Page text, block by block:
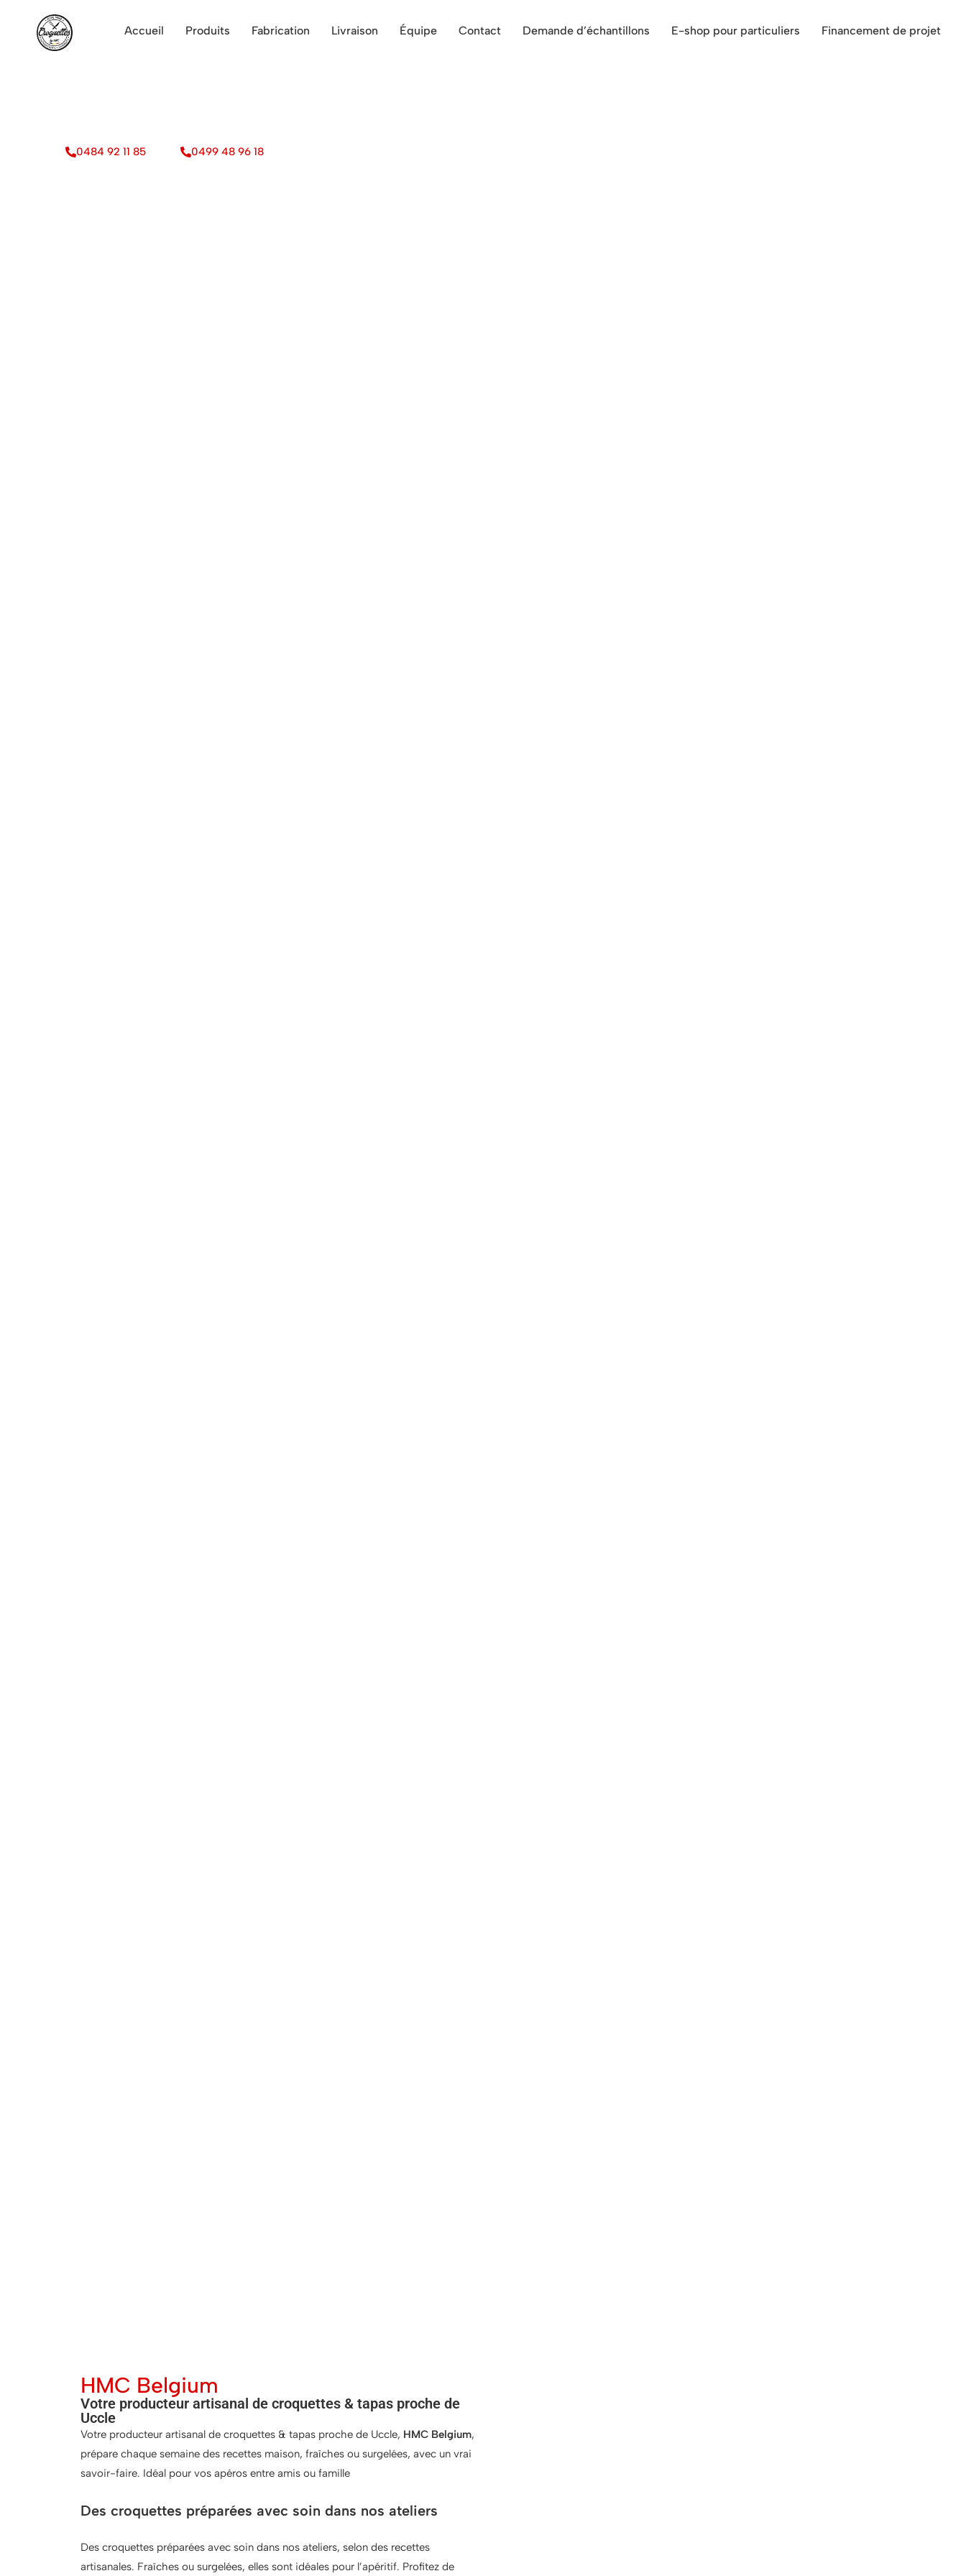
Accueil Produits Fabrication Livraison Équipe Contact Demande d’échantillons E-shop pour particuliers Financement de projet
0484 92 11 85 0499 48 96 18
HMC Belgium
Votre producteur artisanal de croquettes & tapas proche de
Uccle
Votre producteur artisanal de croquettes & tapas proche de Uccle, HMC Belgium,
prépare chaque semaine des recettes maison, fraîches ou surgelées, avec un vrai
savoir-faire. Idéal pour vos apéros entre amis ou famille
Des croquettes préparées avec soin dans nos ateliers
Des croquettes préparées avec soin dans nos ateliers, selon des recettes
artisanales. Fraîches ou surgelées, elles sont idéales pour l’apéritif. Profitez de